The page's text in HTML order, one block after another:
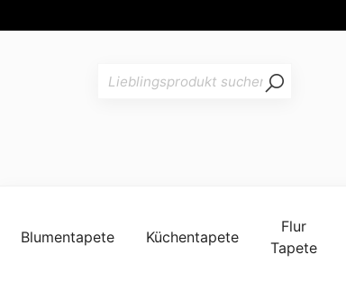
Blumentapete Küchentapete
Flur
Tapete